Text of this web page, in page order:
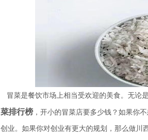
冒菜是餐饮市场上相当受欢迎的美食。无论
菜排行榜 ，开小的冒菜店要多少钱？如果你
创业。如果你对创业有更大的规划，那么做川